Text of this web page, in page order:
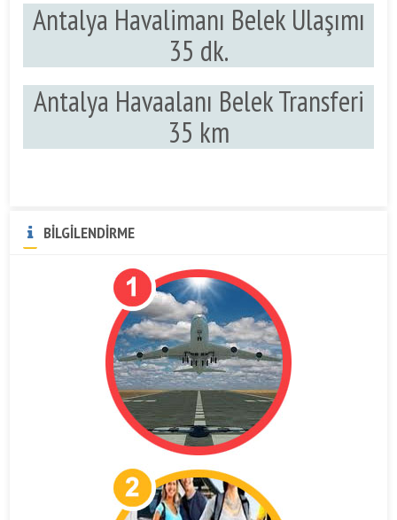
Antalya Havalimanı Belek Ulaşımı
35 dk.
Antalya Havaalanı Belek Transferi
35 km
BİLGİLENDİRME